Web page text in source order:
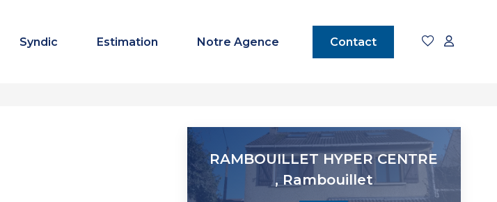
Syndic Estimation Notre Agence Contact
RAMBOUILLET HYPER CENTRE
,Rambouillet